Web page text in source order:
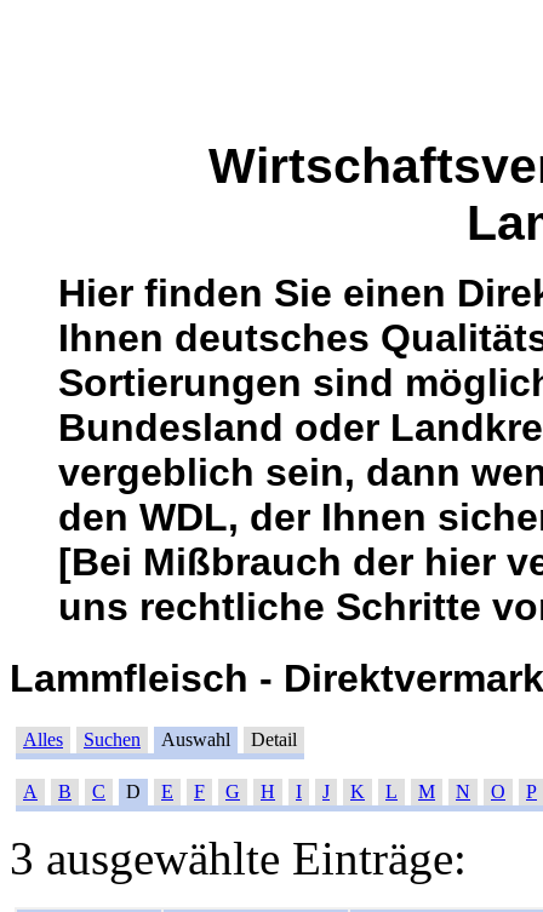
Hier finden Sie einen
Ihnen deutsches
Sortierungen sind
Bundesland oder
vergeblich sein, dann
den WDL, der Ihnen
[Bei Mißbrauch der hier
uns rechtliche Schritte
Lammfleisch -
Alles Suchen Auswahl Detail
A B C D E F G H I J K L M N O P
3 ausgewählte Einträge: